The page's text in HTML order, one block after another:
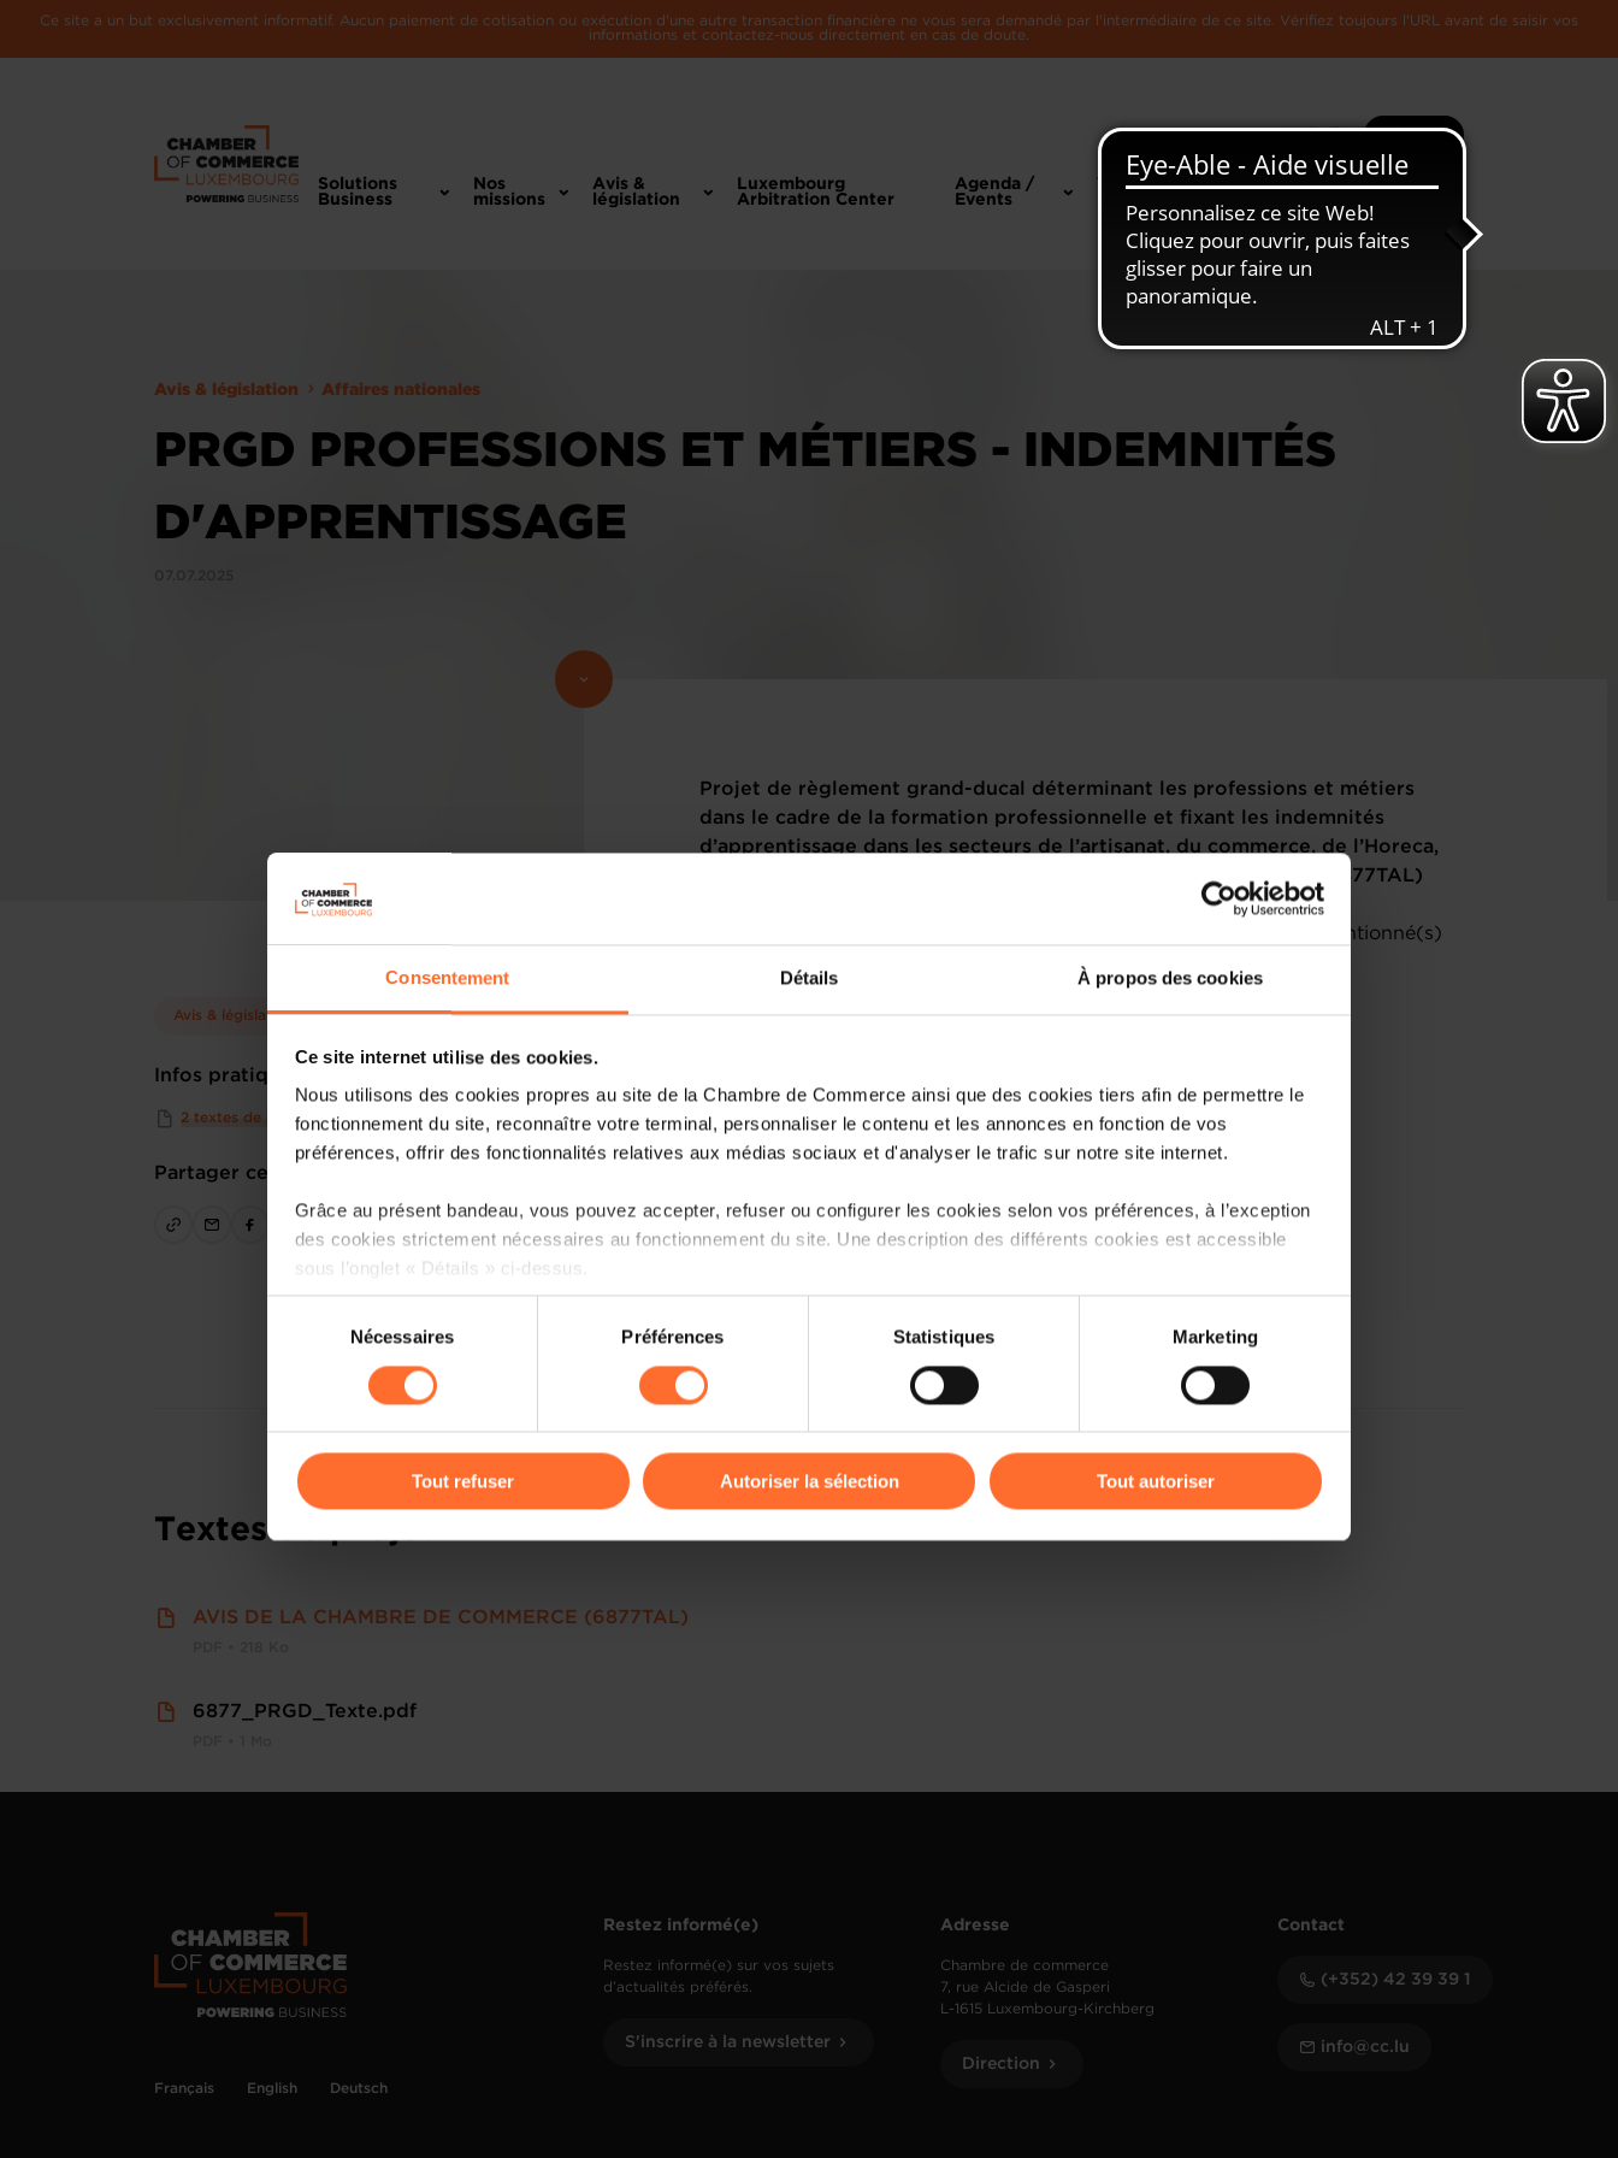
Consentement Détails À propos des cookies
Ce site internet utilise des cookies.
Nous utilisons des cookies propres au site de la Chambre de Commerce ainsi que des cookies tiers afin de permettre le
fonctionnement du site, reconnaître votre terminal, personnaliser le contenu et les annonces en fonction de vos
préférences, offrir des fonctionnalités relatives aux médias sociaux et d'analyser le trafic sur notre site internet.
Grâce au présent bandeau, vous pouvez accepter, refuser ou configurer les cookies selon vos préférences, à l’exception
des cookies strictement nécessaires au fonctionnement du site. Une description des différents cookies est accessible
sous l’onglet « Détails » ci-dessus.
Il est précisé que la navigation sur le site et certaines fonctionnalités (ex : lecture de vidéos, partage sur les réseaux
cas de refus de tous les cookies ou des cookies non nécessaires.
gauche de chaque page.
consentement
Nécessaires Préférences Statistiques Marketing
Tout refuser Autoriser la sélection Tout autoriser
Ce site a un but exclusivement informatif. Aucun paiement de cotisation ou exécution d'une autre transaction financière ne vous sera demandé par l'intermédiaire de ce site. Vérifiez toujours l'URL avant de saisir vos
informations et contactez-nous directement en cas de doute.
Recherche Plus
Solutions
Business
Nos
missions
Avis &
législation
Luxembourg
Arbitration Center
Agenda /
Events
Toute
L'Economie
Avis & législation Affaires nationales
PRGD PROFESSIONS ET MÉTIERS - INDEMNITÉS
D'APPRENTISSAGE
Avis & législation
Infos pratiques
2 textes de projet
Partager cet article
Projet de règlement grand-ducal déterminant les professions et métiers
dans le cadre de la formation professionnelle et fixant les indemnités
d’apprentissage dans les secteurs de l’artisanat, du commerce, de l’Horeca,
de l’industrie, de l’agriculture et du secteur de santé et social. (6877TAL)
Veuillez trouver ci-dessous le(s) texte(s) relatif(s) au(x) projet(s) mentionné(s)
Textes de projet
AVIS DE LA CHAMBRE DE COMMERCE (6877TAL)
6877_PRGD_Texte.pdf
Français English Deutsch
Restez informé(e)
Restez informé(e) sur vos sujets
d’actualités préférés.
S'inscrire à la newsletter
Adresse
Chambre de commerce
7, rue Alcide de Gasperi
L-1615 Luxembourg-Kirchberg
Direction
Contact
(+352) 42 39 39 1
info@cc.lu